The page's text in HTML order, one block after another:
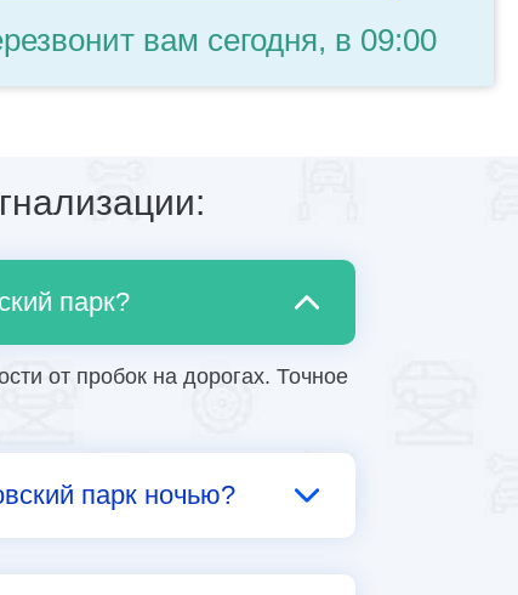
вам сегодня, в 09:00
парк?
от пробок на дорогах. Точное
парк ночью?